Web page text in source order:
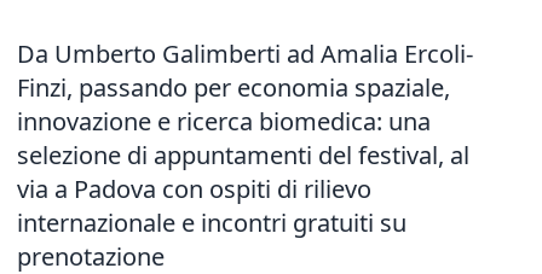
Da Umberto Galimberti ad Amalia Ercoli-
Finzi, passando per economia spaziale,
innovazione e ricerca biomedica: una
selezione di appuntamenti del festival, al
via a Padova con ospiti di rilievo
internazionale e incontri gratuiti su
prenotazione